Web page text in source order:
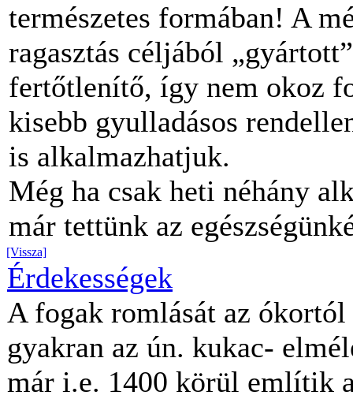
természetes formában! A
ragasztás céljából
fertőtlenítő, így nem okoz
kisebb gyulladásos
is alkalmazhatjuk.
Még ha csak heti néhány
már tettünk az
[Vissza]
Érdekességek
A fogak romlását az
gyakran az ún. kukac-
már i.e. 1400 körül említik